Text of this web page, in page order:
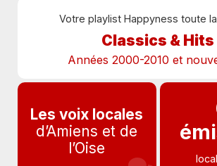
Votre playlist Happyness toute
Classics & Hits
Années 2000-2010 et
Les voix locales
d’Amiens et de
l’Oise